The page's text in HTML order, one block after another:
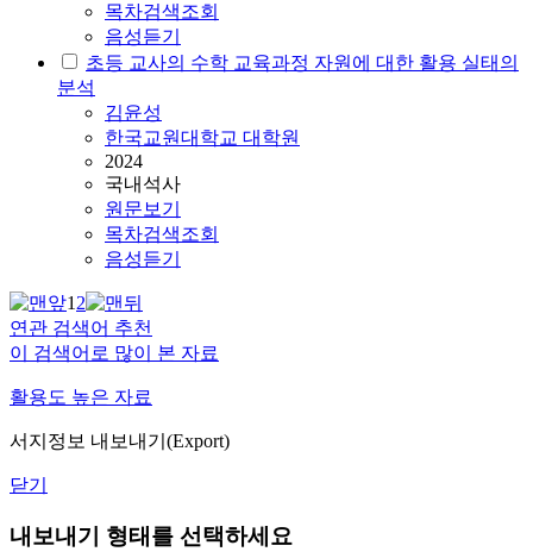
목차검색조회
음성듣기
초등 교사의 수학 교육과정 자원에 대한 활용 실태의
분석
김윤성
한국교원대학교 대학원
2024
국내석사
원문보기
목차검색조회
음성듣기
12
연관 검색어 추천
이 검색어로 많이 본 자료
활용도 높은 자료
서지정보 내보내기(Export)
닫기
내보내기 형태를 선택하세요